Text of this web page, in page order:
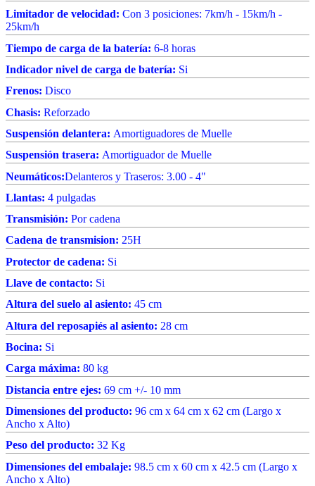
Limitador de velocidad: Con 3 posiciones: 7km/h - 15km/h -
25km/h
Tiempo de carga de la batería: 6-8 horas
Indicador nivel de carga de batería: Si
Frenos: Disco
Chasis: Reforzado
Suspensión delantera: Amortiguadores de Muelle
Suspensión trasera: Amortiguador de Muelle
Neumáticos:Delanteros y Traseros: 3.00 - 4"
Llantas: 4 pulgadas
Transmisión: Por cadena
Cadena de transmision: 25H
Protector de cadena: Si
Llave de contacto: Si
Altura del suelo al asiento: 45 cm
Altura del reposapiés al asiento: 28 cm
Bocina: Si
Carga máxima: 80 kg
Distancia entre ejes: 69 cm +/- 10 mm
Dimensiones del producto: 96 cm x 64 cm x 62 cm (Largo x
Ancho x Alto)
Peso del producto: 32 Kg
Dimensiones del embalaje: 98.5 cm x 60 cm x 42.5 cm (Largo x
Ancho x Alto)